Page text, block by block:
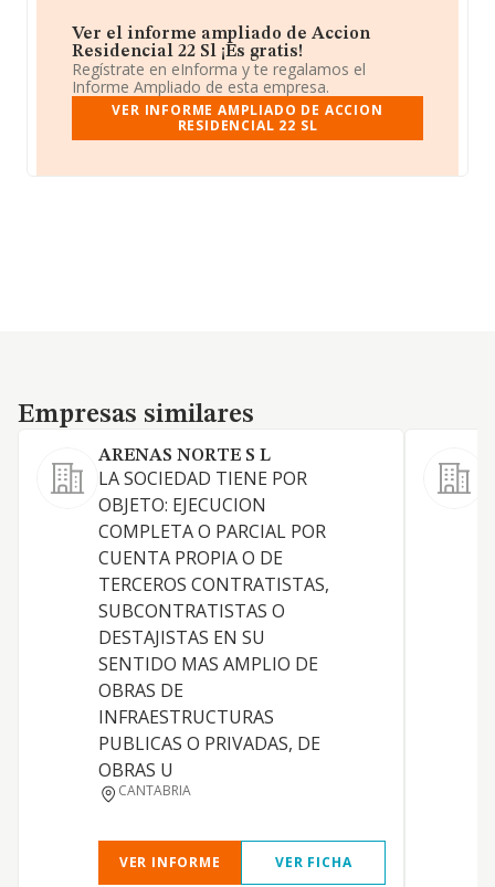
Ver el informe ampliado de Accion
Residencial 22 Sl ¡Es gratis!
Regístrate en eInforma y te regalamos el
Informe Ampliado de esta empresa.
VER INFORME AMPLIADO DE ACCION
RESIDENCIAL 22 SL
Empresas similares
Empresas similares
ARENAS NORTE S L
LA SOCIEDAD TIENE POR
OBJETO: EJECUCION
COMPLETA O PARCIAL POR
CUENTA PROPIA O DE
TERCEROS CONTRATISTAS,
SUBCONTRATISTAS O
DESTAJISTAS EN SU
SENTIDO MAS AMPLIO DE
OBRAS DE
INFRAESTRUCTURAS
PUBLICAS O PRIVADAS, DE
OBRAS U
CANTABRIA
VER INFORME VER FICHA